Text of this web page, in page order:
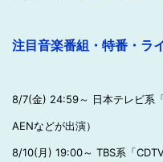
注目音楽番組・特番・ラ
8/7(金) 24:59～ 日本テレビ系
AENなどが出演）
8/10(月) 19:00～ TBS系「